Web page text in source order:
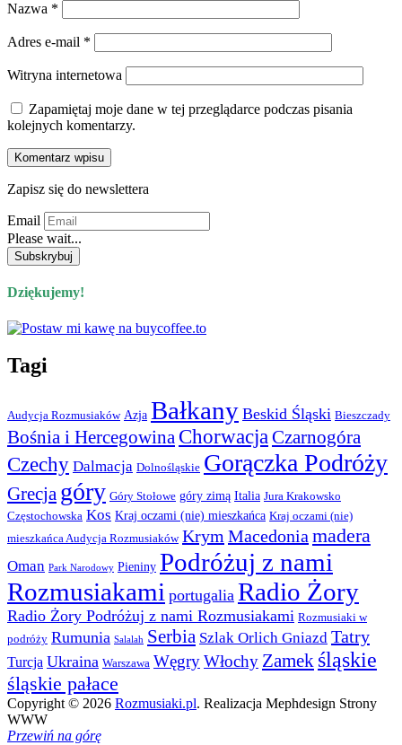
Nazwa *
Adres e-mail *
Witryna internetowa
Zapamiętaj moje dane w tej przeglądarce podczas pisania
kolejnych komentarzy.
Zapisz się do newslettera
Email
Please wait...
Dziękujemy!
Tagi
Audycja Rozmusiaków Azja Bałkany Beskid Śląski Bieszczady
Bośnia i Hercegowina ChorwacjaCzarnogóra
Czechy Dalmacja Dolnośląskie Gorączka Podróży
Grecja góry Góry Stołowe góry zimą Italia Jura Krakowsko
Częstochowska Kos Kraj oczami (nie) mieszkańca Kraj oczami (nie)
mieszkańca Audycja Rozmusiaków Krym Macedonia madera
Oman Park Narodowy Pieniny Podróżuj z nami
Rozmusiakami portugalia Radio Żory
Radio Żory Podróżuj z nami Rozmusiakami Rozmusiaki w
podróży Rumunia Salalah Serbia Szlak Orlich Gniazd Tatry
Turcja Ukraina Warszawa WęgryWłochy Zamek śląskie
śląskie pałace
Copyright © 2026 Rozmusiaki.pl. Realizacja Mephdesign Strony
WWW
Przewiń na górę